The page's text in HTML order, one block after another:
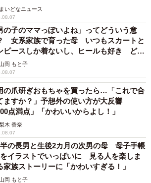
まいどなニュース
の子のママっぽいよね」ってどういう意
女系家族で育った母 いつもスカートと
ピースしか着ないし、ヒールも好き どの
が…
岡 もと子
の爪研ぎおもちゃを買ったら…「これで合
ますか？」予想外の使い方が大反響
点満点」「かわいいからよし！」
木 香奈
の長男と生後2カ月の次男の母 母子手帳
イラストでいっぱいに 見る人を楽しま
家族ストーリーに「かわいすぎる！」
岡 もと子